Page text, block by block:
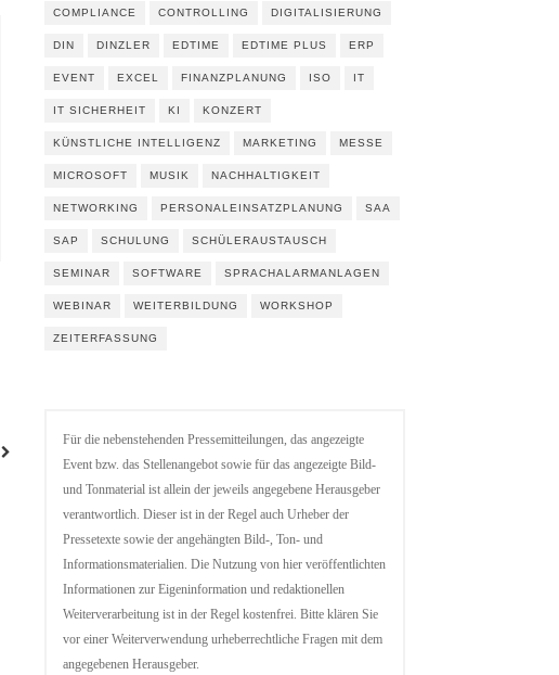
COMPLIANCE CONTROLLING DIGITALISIERUNG
DIN DINZLER EDTIME EDTIME PLUS ERP
EVENT EXCEL FINANZPLANUNG ISO IT
IT SICHERHEIT KI KONZERT
KÜNSTLICHE INTELLIGENZ MARKETING MESSE
MICROSOFT MUSIK NACHHALTIGKEIT
NETWORKING PERSONALEINSATZPLANUNG SAA
SAP SCHULUNG SCHÜLERAUSTAUSCH
SEMINAR SOFTWARE SPRACHALARMANLAGEN
WEBINAR WEITERBILDUNG WORKSHOP
ZEITERFASSUNG
Für die nebenstehenden Pressemitteilungen, das angezeigte
Event bzw. das Stellenangebot sowie für das angezeigte Bild-
und Tonmaterial ist allein der jeweils angegebene Herausgeber
verantwortlich. Dieser ist in der Regel auch Urheber der
Pressetexte sowie der angehängten Bild-, Ton- und
Informationsmaterialien. Die Nutzung von hier veröffentlichten
Informationen zur Eigeninformation und redaktionellen
Weiterverarbeitung ist in der Regel kostenfrei. Bitte klären Sie
vor einer Weiterverwendung urheberrechtliche Fragen mit dem
angegebenen Herausgeber.